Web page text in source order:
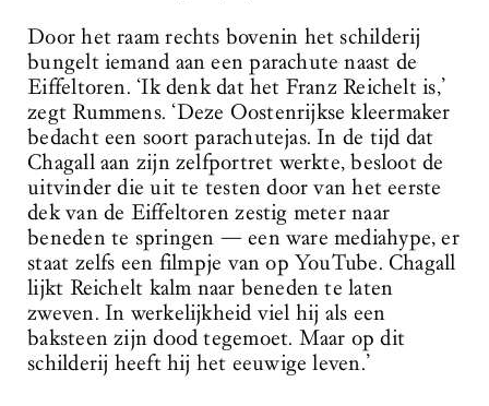
Door het raam rechts bovenin het schilderij
bungelt iemand aan een parachute naast de
Eiffeltoren. ‘Ik denk dat het Franz Reichelt is,’
zegt Rummens. ‘Deze Oostenrijkse kleermaker
bedacht een soort parachutejas. In de tijd dat
Chagall aan zijn zelfportret werkte, besloot de
uitvinder die uit te testen door van het eerste
dek van de Eiffeltoren zestig meter naar
beneden te springen — een ware mediahype, er
staat zelfs een filmpje van op YouTube. Chagall
lijkt Reichelt kalm naar beneden te laten
zweven. In werkelijkheid viel hij als een
baksteen zijn dood tegemoet. Maar op dit
schilderij heeft hij het eeuwige leven.’